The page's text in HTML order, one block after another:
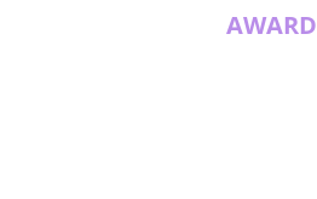
AWARD